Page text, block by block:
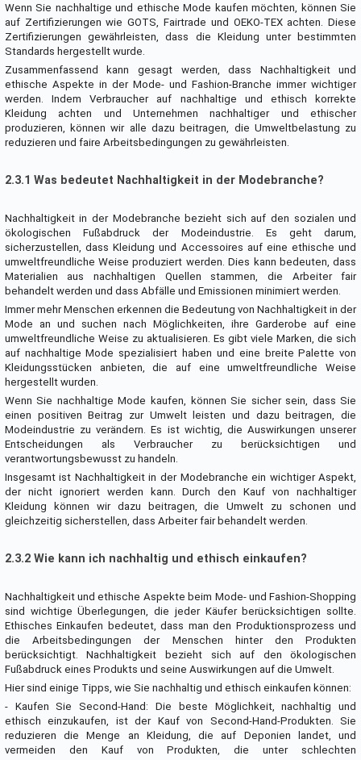
Wenn Sie nachhaltige und ethische Mode kaufen möchten, können Sie
auf Zertifizierungen wie GOTS, Fairtrade und OEKO-TEX achten. Diese
Zertifizierungen gewährleisten, dass die Kleidung unter bestimmten
Standards hergestellt wurde.
Zusammenfassend kann gesagt werden, dass Nachhaltigkeit und
ethische Aspekte in der Mode- und Fashion-Branche immer wichtiger
werden. Indem Verbraucher auf nachhaltige und ethisch korrekte
Kleidung achten und Unternehmen nachhaltiger und ethischer
produzieren, können wir alle dazu beitragen, die Umweltbelastung zu
reduzieren und faire Arbeitsbedingungen zu gewährleisten.
2.3.1 Was bedeutet Nachhaltigkeit in der Modebranche?
Nachhaltigkeit in der Modebranche bezieht sich auf den sozialen und
ökologischen Fußabdruck der Modeindustrie. Es geht darum,
sicherzustellen, dass Kleidung und Accessoires auf eine ethische und
umweltfreundliche Weise produziert werden. Dies kann bedeuten, dass
Materialien aus nachhaltigen Quellen stammen, die Arbeiter fair
behandelt werden und dass Abfälle und Emissionen minimiert werden.
Immer mehr Menschen erkennen die Bedeutung von Nachhaltigkeit in der
Mode an und suchen nach Möglichkeiten, ihre Garderobe auf eine
umweltfreundliche Weise zu aktualisieren. Es gibt viele Marken, die sich
auf nachhaltige Mode spezialisiert haben und eine breite Palette von
Kleidungsstücken anbieten, die auf eine umweltfreundliche Weise
hergestellt wurden.
Wenn Sie nachhaltige Mode kaufen, können Sie sicher sein, dass Sie
einen positiven Beitrag zur Umwelt leisten und dazu beitragen, die
Modeindustrie zu verändern. Es ist wichtig, die Auswirkungen unserer
Entscheidungen als Verbraucher zu berücksichtigen und
verantwortungsbewusst zu handeln.
Insgesamt ist Nachhaltigkeit in der Modebranche ein wichtiger Aspekt,
der nicht ignoriert werden kann. Durch den Kauf von nachhaltiger
Kleidung können wir dazu beitragen, die Umwelt zu schonen und
gleichzeitig sicherstellen, dass Arbeiter fair behandelt werden.
2.3.2 Wie kann ich nachhaltig und ethisch einkaufen?
Nachhaltigkeit und ethische Aspekte beim Mode- und Fashion-Shopping
sind wichtige Überlegungen, die jeder Käufer berücksichtigen sollte.
Ethisches Einkaufen bedeutet, dass man den Produktionsprozess und
die Arbeitsbedingungen der Menschen hinter den Produkten
berücksichtigt. Nachhaltigkeit bezieht sich auf den ökologischen
Fußabdruck eines Produkts und seine Auswirkungen auf die Umwelt.
Hier sind einige Tipps, wie Sie nachhaltig und ethisch einkaufen können:
- Kaufen Sie Second-Hand: Die beste Möglichkeit, nachhaltig und
ethisch einzukaufen, ist der Kauf von Second-Hand-Produkten. Sie
reduzieren die Menge an Kleidung, die auf Deponien landet, und
vermeiden den Kauf von Produkten, die unter schlechten